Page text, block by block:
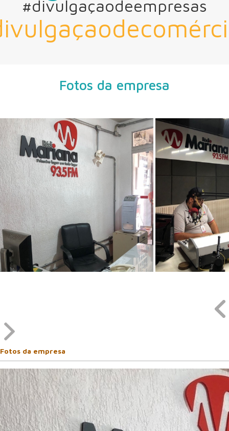
#divulgaçaodeempresas
Fotos da empresa
Fotos da empresa